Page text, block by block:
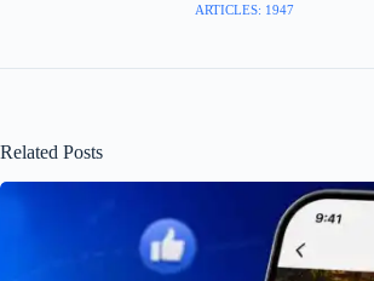
ARTICLES: 1947
Related Posts